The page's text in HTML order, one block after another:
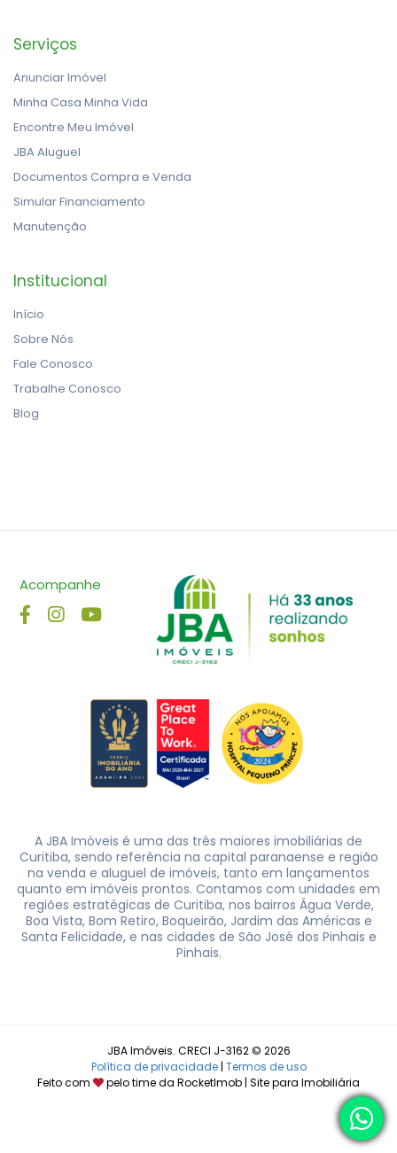
Serviços
Anunciar Imóvel
Minha Casa Minha Vida
Encontre Meu Imóvel
JBA Aluguel
Documentos Compra e Venda
Simular Financiamento
Manutenção
Institucional
Início
Sobre Nós
Fale Conosco
Trabalhe Conosco
Blog
Acompanhe
A JBA Imóveis é uma das três maiores imobiliárias de
Curitiba, sendo referência na capital paranaense e região
na venda e aluguel de imóveis, tanto em lançamentos
quanto em imóveis prontos. Contamos com unidades em
regiões estratégicas de Curitiba, nos bairros Água Verde,
Boa Vista, Bom Retiro, Boqueirão, Jardim das Américas e
Santa Felicidade, e nas cidades de São José dos Pinhais e
Pinhais.
JBA Imóveis. CRECI J-3162 © 2026
Política de privacidade| Termos de uso
Feito com
pelo time da RocketImob | Site para Imobiliária